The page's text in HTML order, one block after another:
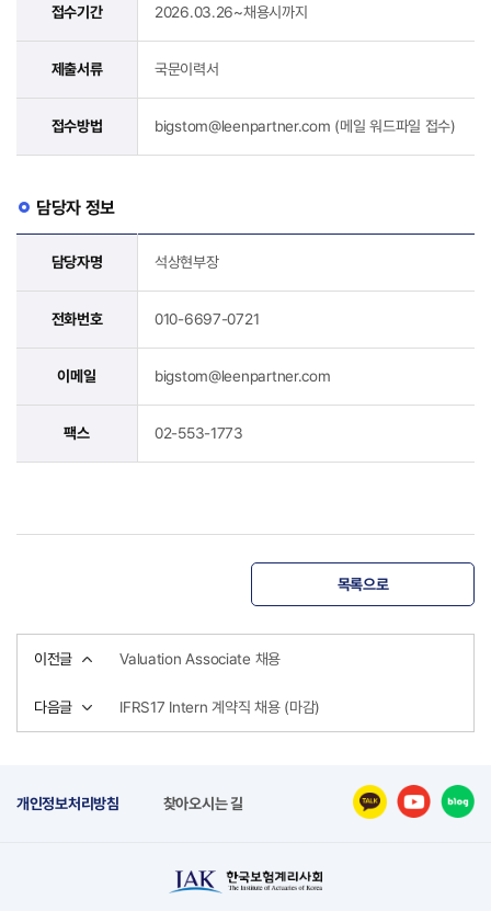
접수기간 2026.03.26~채용시까지
제출서류 국문이력서
접수방법 bigstom@leenpartner.com (메일 워드파일 접수)
담당자 정보
담당자명 석상현부장
전화번호 010-6697-0721
이메일 bigstom@leenpartner.com
팩스 02-553-1773
목록으로
이전글 Valuation Associate 채용
다음글 IFRS17 Intern 계약직 채용 (마감)
개인정보처리방침 찾아오시는 길